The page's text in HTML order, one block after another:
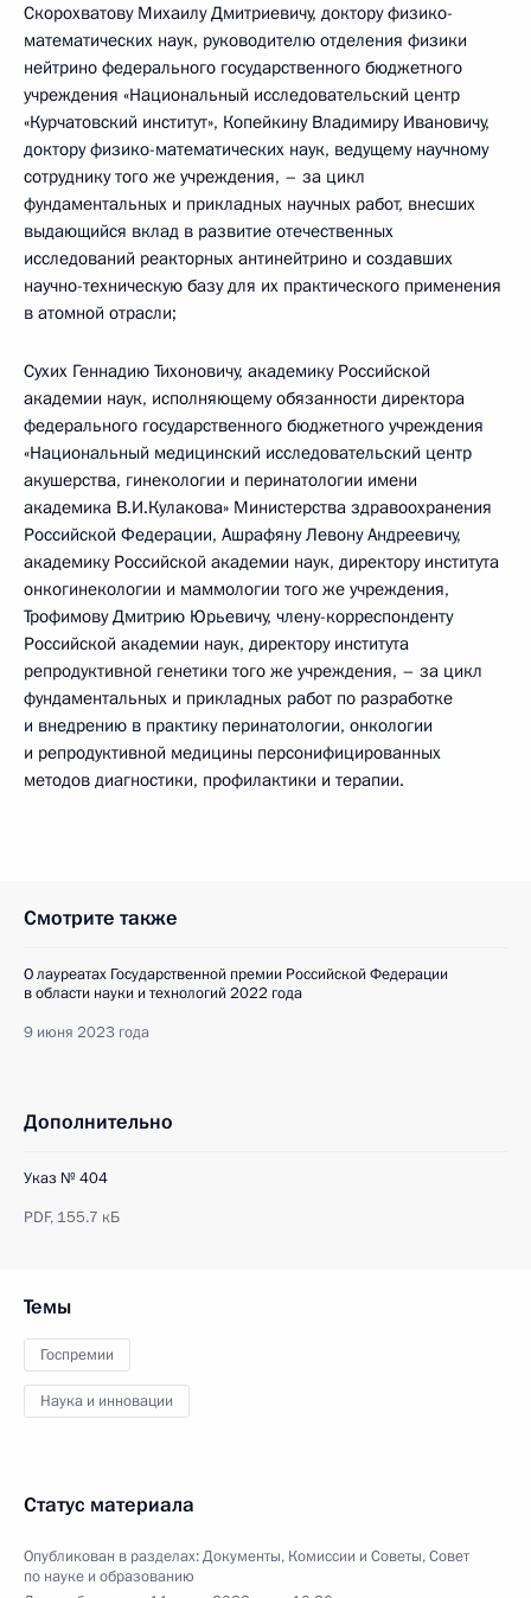
Скорохватову Михаилу Дмитриевичу, доктору физико-
математических наук, руководителю отделения физики
нейтрино федерального государственного бюджетного
учреждения «Национальный исследовательский центр
«Курчатовский институт», Копейкину Владимиру Ивановичу,
доктору физико-математических наук, ведущему научному
сотруднику того же учреждения, – за цикл
фундаментальных и прикладных научных работ, внесших
выдающийся вклад в развитие отечественных
исследований реакторных антинейтрино и создавших
научно-техническую базу для их практического применения
в атомной отрасли;
Сухих Геннадию Тихоновичу, академику Российской
академии наук, исполняющему обязанности директора
федерального государственного бюджетного учреждения
«Национальный медицинский исследовательский центр
акушерства, гинекологии и перинатологии имени
академика В.И.Кулакова» Министерства здравоохранения
Российской Федерации, Ашрафяну Левону Андреевичу,
академику Российской академии наук, директору института
онкогинекологии и маммологии того же учреждения,
Трофимову Дмитрию Юрьевичу, члену-корреспонденту
Российской академии наук, директору института
репродуктивной генетики того же учреждения, – за цикл
фундаментальных и прикладных работ по разработке
и внедрению в практику перинатологии, онкологии
и репродуктивной медицины персонифицированных
методов диагностики, профилактики и терапии.
Смотрите также
О лауреатах Государственной премии Российской Федерации
в области науки и технологий 2022 года
9 июня 2023 года
Дополнительно
Указ № 404
PDF, 155.7 кБ
Темы
Госпремии
Наука и инновации
Статус материала
Опубликован в разделах:Документы, Комиссии и Советы,Совет
по науке и образованию